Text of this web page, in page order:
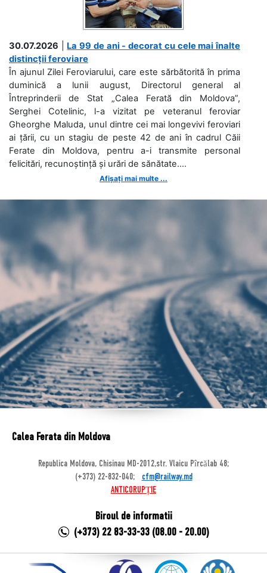
30.07.2026
La 99 de ani - decorat cu cele mai înalte
distincții feroviare
În ajunul Zilei Feroviarului, care este sărbătorită în prima
duminică a lunii august, Directorul general al
Întreprinderii de Stat „Calea Ferată din Moldova”,
Serghei Cotelinic, l-a vizitat pe veteranul feroviar
Gheorghe Maluda, unul dintre cei mai longevivi feroviari
ai țării, cu un stagiu de peste 42 de ani în cadrul Căii
Ferate din Moldova, pentru a-i transmite personal
felicitări, recunoștință și urări de sănătate....
Afișați mai multe ...
Calea Ferata din Moldova
Republica Moldova, Chisinau MD-2012,str. Vlaicu Pîrcălab 48;
(+373) 22-832-040;
cfm@railway.md
ANTICORUPȚIE
Biroul de informatii
(+373) 22 83-33-33 (08.00 - 20.00)